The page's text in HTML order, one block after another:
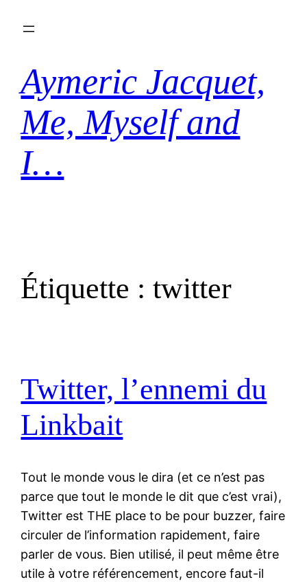
Aymeric Jacquet,
Me, Myself and
I…
Étiquette :twitter
Twitter, l’ennemi du
Linkbait
Tout le monde vous le dira (et ce n’est pas
parce que tout le monde le dit que c’est vrai),
Twitter est THE place to be pour buzzer, faire
circuler de l’information rapidement, faire
parler de vous. Bien utilisé, il peut même être
utile à votre référencement, encore faut-il